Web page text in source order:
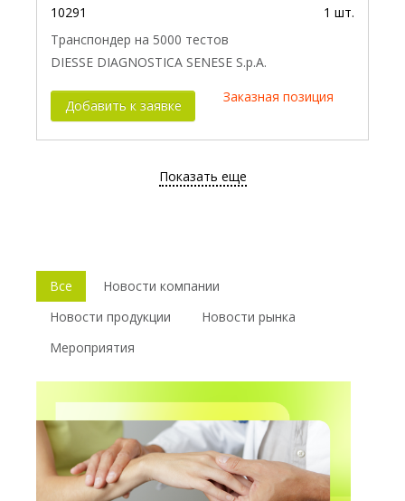
10291
1 шт.
Транспондер на 5000 тестов
DIESSE DIAGNOSTICA SENESE S.p.A.
Добавить к заявке
Заказная позиция
Показать еще
Все
Новости компании
Новости продукции
Новости рынка
Мероприятия